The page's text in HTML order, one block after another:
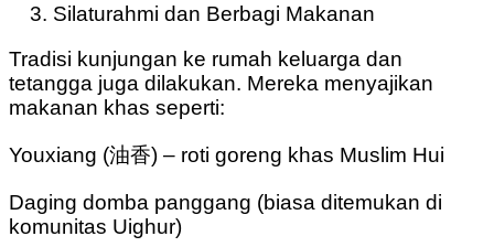
Silaturahmi dan Berbagi Makanan
Tradisi kunjungan ke rumah keluarga dan
tetangga juga dilakukan. Mereka menyajikan
makanan khas seperti:
Youxiang (油香) – roti goreng khas Muslim Hui
Daging domba panggang (biasa ditemukan di
komunitas Uighur)